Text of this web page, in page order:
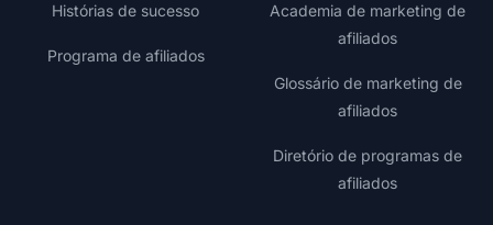
Histórias de sucesso
Programa de afiliados
Academia de marketing de
afiliados
Glossário de marketing de
afiliados
Diretório de programas de
afiliados